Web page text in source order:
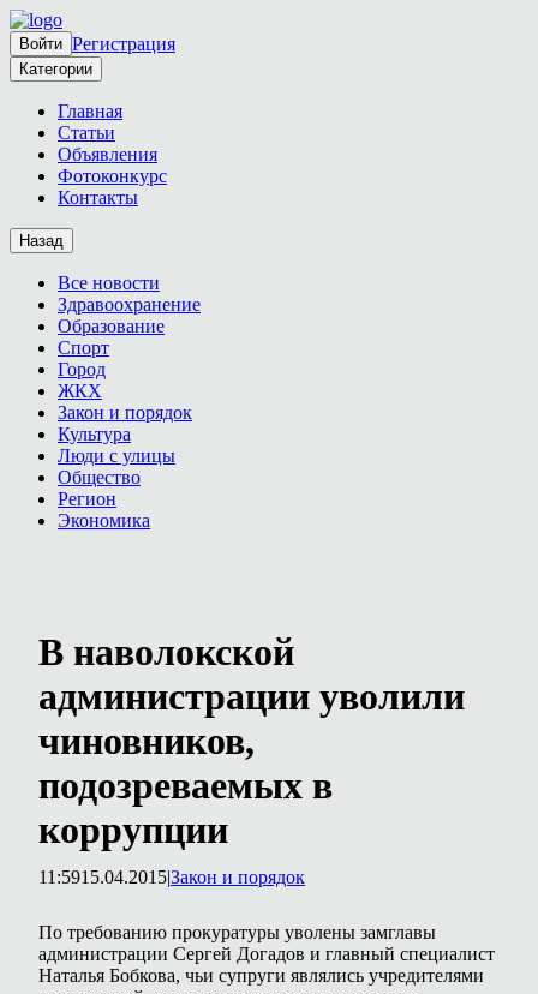
Войти Регистрация
Категории
Главная
Статьи
Объявления
Фотоконкурс
Контакты
Назад
Все новости
Здравоохранение
Образование
Спорт
Город
ЖКХ
Закон и порядок
Культура
Люди с улицы
Общество
Регион
Экономика
В наволокской
администрации уволили
чиновников,
подозреваемых в
коррупции
11:5915.04.2015|Закон и порядок
По требованию прокуратуры уволены замглавы
администрации Сергей Догадов и главный специалист
Наталья Бобкова, чьи супруги являлись учредителями